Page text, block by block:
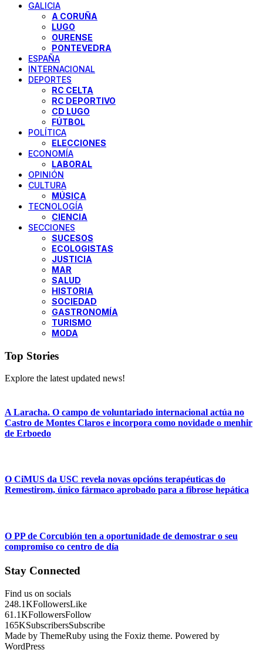
GALICIA
A CORUÑA
LUGO
OURENSE
PONTEVEDRA
ESPAÑA
INTERNACIONAL
DEPORTES
RC CELTA
RC DEPORTIVO
CD LUGO
FÚTBOL
POLÍTICA
ELECCIONES
ECONOMÍA
LABORAL
OPINIÓN
CULTURA
MÚSICA
TECNOLOGÍA
CIENCIA
SECCIONES
SUCESOS
ECOLOGISTAS
JUSTICIA
MAR
SALUD
HISTORIA
SOCIEDAD
GASTRONOMÍA
TURISMO
MODA
Top Stories
Explore the latest updated news!
A Laracha. O campo de voluntariado internacional actúa no
Castro de Montes Claros e incorpora como novidade o menhir
de Erboedo
O CiMUS da USC revela novas opcións terapéuticas do
Remestirom, único fármaco aprobado para a fibrose hepática
O PP de Corcubión ten a oportunidade de demostrar o seu
compromiso co centro de día
Stay Connected
Find us on socials
248.1KFollowersLike
61.1KFollowersFollow
165KSubscribersSubscribe
Made by ThemeRuby using the Foxiz theme. Powered by
WordPress